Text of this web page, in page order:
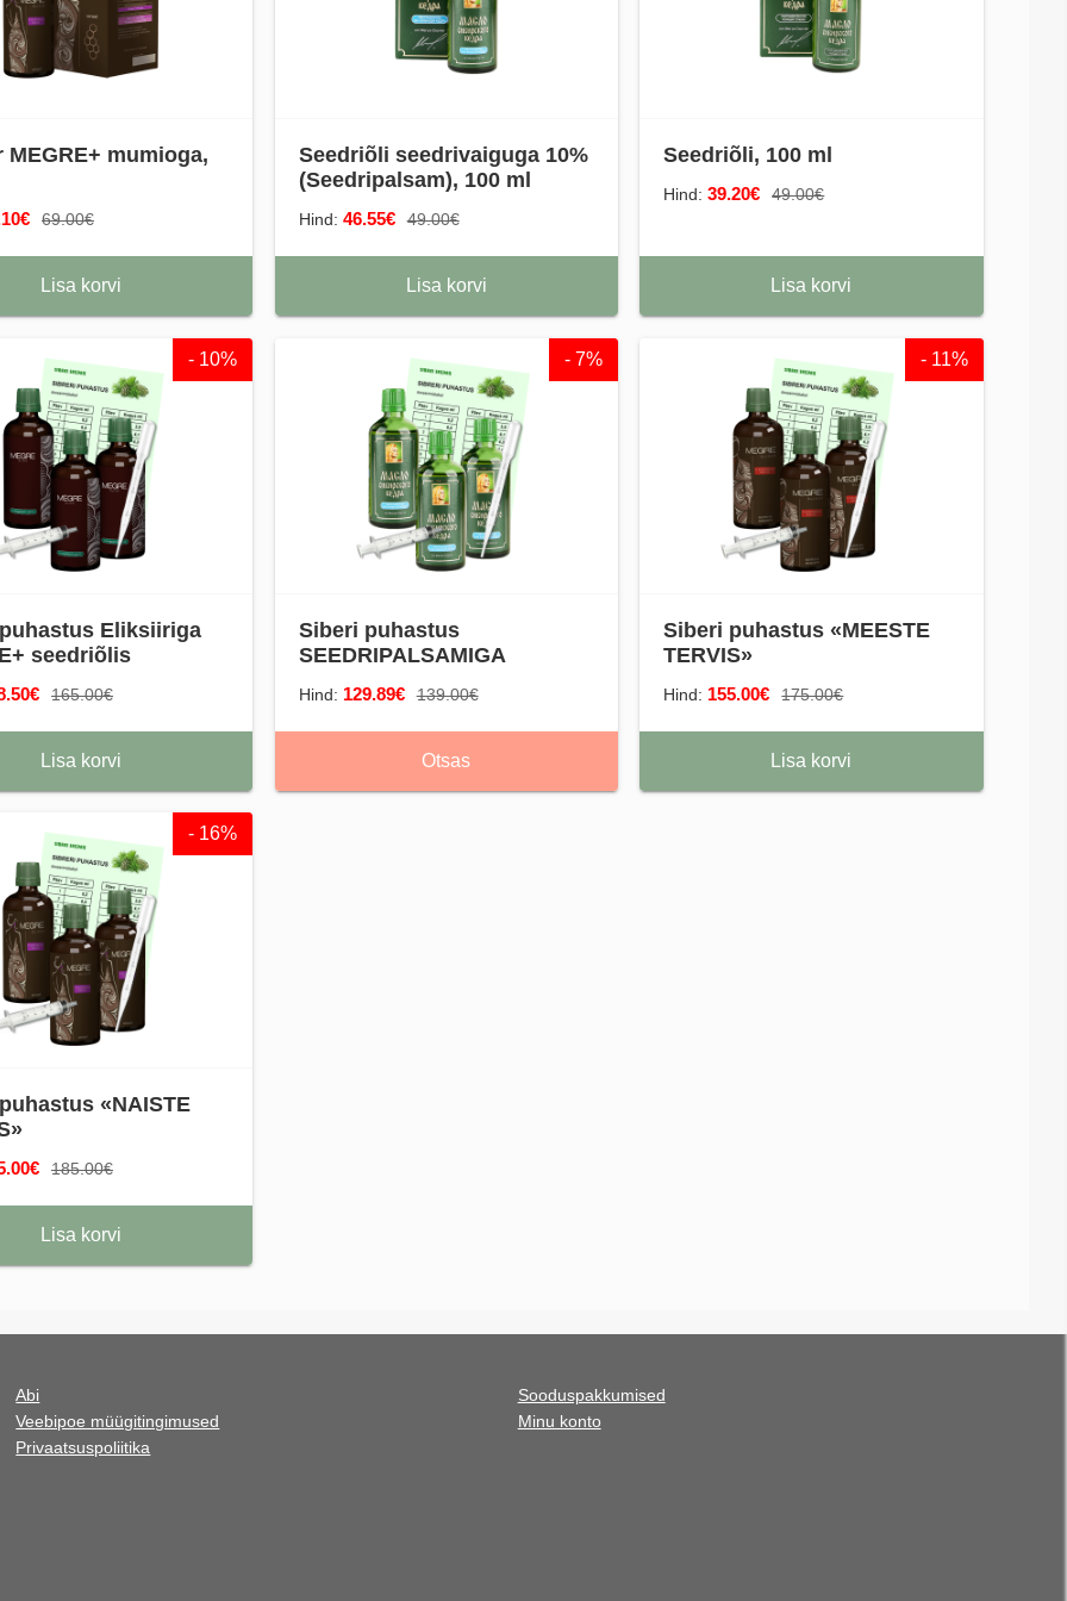
mumioga,
69.00€
Lisa korvi
Seedriõli seedrivaiguga 10%
(Seedripalsam), 100 ml
Hind: 46.55€ 49.00€
Lisa korvi
Seedriõli, 100 ml
Hind:39.20€ 49.00€
Lisa korvi
Eliksiiriga
seedriõlis
- 10%
165.00€
Lisa korvi
Siberi puhastus
SEEDRIPALSAMIGA
Hind:
- 7%
129.89€ 139.00€
Otsas
Siberi puhastus «MEESTE
TERVIS»
Hind:
- 11%
155.00€ 175.00€
Lisa korvi
«NAISTE
- 16%
185.00€
Lisa korvi
Abi
Veebipoe müügitingimused
Privaatsuspoliitika
Sooduspakkumised
Minu konto